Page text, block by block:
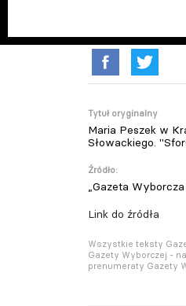
Tytuł oryginalny
Maria Peszek w
Słowackiego.
Źródło:
„Gazeta
Link do źródła
Wszystkie teksty
Gazety Wyborczej -
prenumeraty Gazety